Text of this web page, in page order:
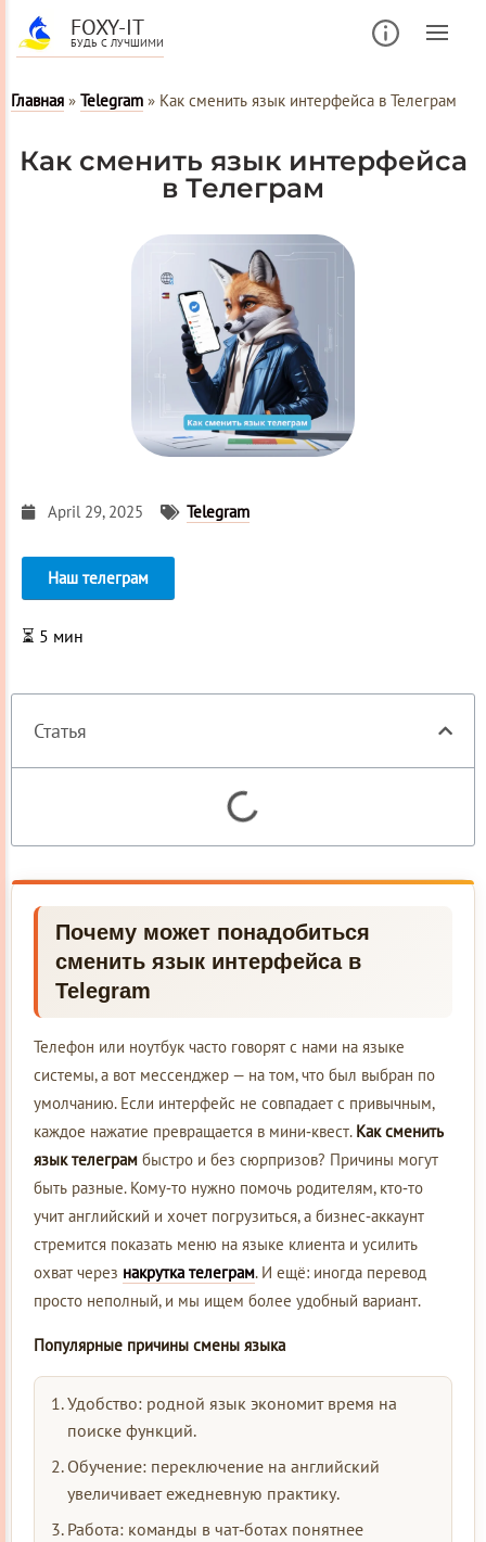
FOXY-IT
БУДЬ С ЛУЧШИМИ
Главная » Telegram » Как сменить язык интерфейса в Телеграм
Как сменить язык интерфейса
в Телеграм
April 29, 2025 Telegram
Наш телеграм
⏳ 5 мин
Статья
Почему может понадобиться
сменить язык интерфейса в
Telegram
Телефон или ноутбук часто говорят с нами на языке
системы, а вот мессенджер — на том, что был выбран по
умолчанию. Если интерфейс не совпадает с привычным,
каждое нажатие превращается в мини‑квест. Как сменить
язык телеграм быстро и без сюрпризов? Причины могут
быть разные. Кому‑то нужно помочь родителям, кто‑то
учит английский и хочет погрузиться, а бизнес‑аккаунт
стремится показать меню на языке клиента и усилить
охват через накрутка телеграм. И ещё: иногда перевод
просто неполный, и мы ищем более удобный вариант.
Популярные причины смены языка
Удобство: родной язык экономит время на
поиске функций.
Обучение: переключение на английский
увеличивает ежедневную практику.
Работа: команды в чат‑ботах понятнее